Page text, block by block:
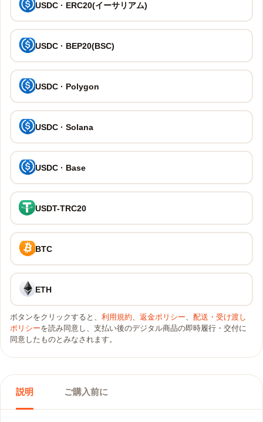
USDC · ERC20(イーサリアム)
USDC · BEP20(BSC)
USDC · Polygon
USDC · Solana
USDC · Base
USDT-TRC20
BTC
ETH
ボタンをクリックすると、 利用規約、 返金ポリシー、 配送・受け渡し
ポリシーを読み同意し、支払い後のデジタル商品の即時履行・交付に
同意したものとみなされます。
説明 ご購入前に